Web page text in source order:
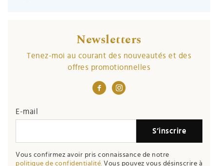
Newsletters
Tenez-moi au courant des nouveautés et des
offres promotionnelles
E-mail
S’inscrire
Vous confirmez avoir pris connaissance de notre
politique de confidentialité. Vous pouvez vous désinscrire à